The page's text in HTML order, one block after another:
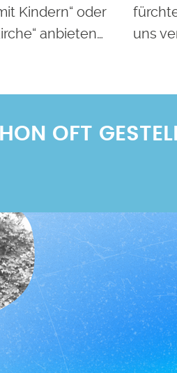
Kindern“ oder
anbieten…
uns
OFT